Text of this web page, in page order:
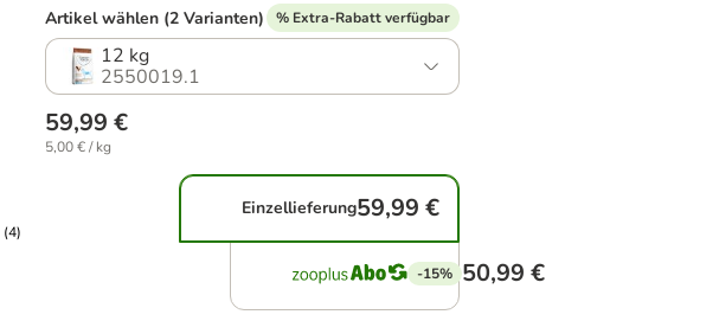
(4)
Artikel wählen (2 Varianten) % Extra-Rabatt verfügbar
12 kg
2550019.1
59,99 €
5,00 € / kg
Einzellieferung59,99 €
-15% 50,99 €